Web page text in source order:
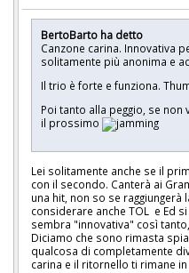
BertoBarto ha detto
Canzone carina. Innovativa
solitamente più anonima e
Il trio è forte e funziona.
Poi tanto alla peggio, se
il prossimo
Lei solitamente anche se il
con il secondo. Canterà ai
una hit, non so se
considerare anche TOL e Ed
sembra "innovativa" così
Diciamo che sono rimasta
qualcosa di completamente
carina e il ritornello ti rimane